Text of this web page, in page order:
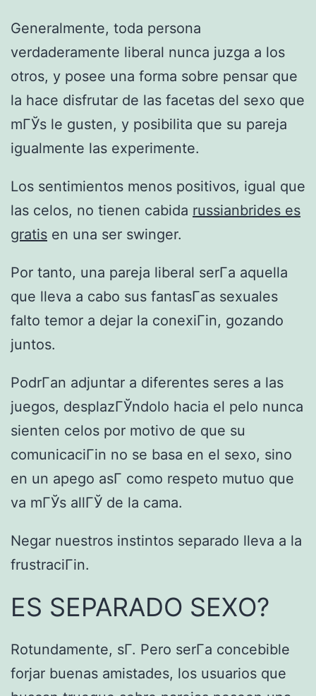
Generalmente, toda persona
verdaderamente liberal nunca juzga a los
otros, y posee una forma sobre pensar que
la hace disfrutar de las facetas del sexo que
mГЎs le gusten, y posibilita que su pareja
igualmente las experimente.
Los sentimientos menos positivos, igual que
las celos, no tienen cabida russianbrides es
gratis en una ser swinger.
Por tanto, una pareja liberal serГ­a aquella
que lleva a cabo sus fantasГ­as sexuales
falto temor a dejar la conexiГіn, gozando
juntos.
PodrГ­an adjuntar a diferentes seres a las
juegos, desplazГЎndolo hacia el pelo nunca
sienten celos por motivo de que su
comunicaciГіn no se basa en el sexo, sino
en un apego asГ­ como respeto mutuo que
va mГЎs allГЎ de la cama.
Negar nuestros instintos separado lleva a la
frustraciГіn.
ES SEPARADO SEXO?
Rotundamente, sГ­. Pero serГ­a concebible
forjar buenas amistades, los usuarios que